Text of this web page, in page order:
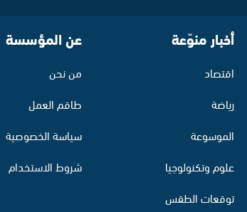
أخبار منوّعة
اقتصاد
رياضة
الموسوعة
علوم وتكنولوجيا
توقعات الطقس
عن المؤسسة
من نحن
طاقم العمل
سياسة الخصوصية
شروط الاستخدام